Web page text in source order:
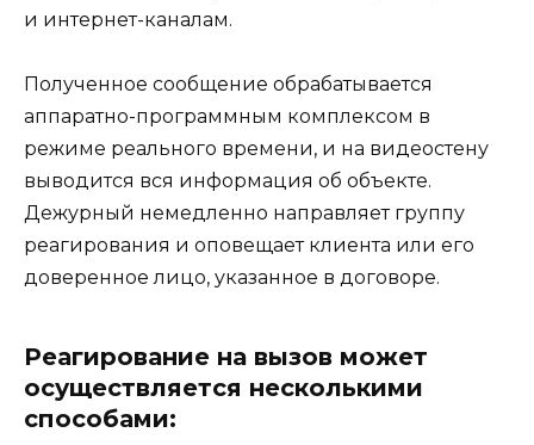
и интернет-каналам.
Полученное сообщение обрабатывается
аппаратно-программным комплексом в
режиме реального времени, и на видеостену
выводится вся информация об объекте.
Дежурный немедленно направляет группу
реагирования и оповещает клиента или его
доверенное лицо, указанное в договоре.
Реагирование на вызов может
осуществляется несколькими
способами: